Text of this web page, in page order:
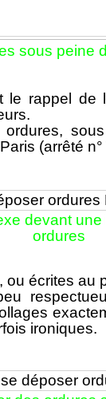
sous peine
rappel de
(arrêté
devant
ordures
écrites au
ironiques.